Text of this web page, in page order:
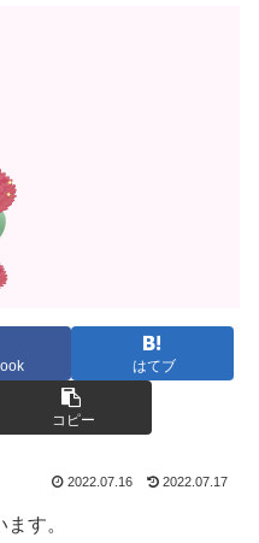
はてブ
コピー
2022.07.16 2022.07.17
す。